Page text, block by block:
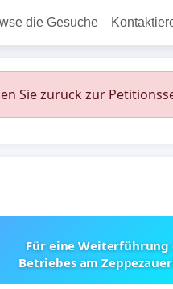
die Gesuche
Sie zurück zur
Für eine Weiterführung
Betriebes am